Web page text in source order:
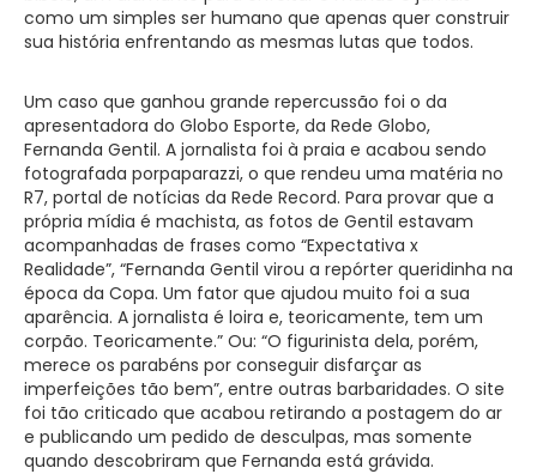
como um simples ser humano que apenas quer construir
sua história enfrentando as mesmas lutas que todos.
Um caso que ganhou grande repercussão foi o da
apresentadora do Globo Esporte, da Rede Globo,
Fernanda Gentil. A jornalista foi à praia e acabou sendo
fotografada porpaparazzi, o que rendeu uma matéria no
R7, portal de notícias da Rede Record. Para provar que a
própria mídia é machista, as fotos de Gentil estavam
acompanhadas de frases como “Expectativa x
Realidade”, “Fernanda Gentil virou a repórter queridinha na
época da Copa. Um fator que ajudou muito foi a sua
aparência. A jornalista é loira e, teoricamente, tem um
corpão. Teoricamente.” Ou: “O figurinista dela, porém,
merece os parabéns por conseguir disfarçar as
imperfeições tão bem”, entre outras barbaridades. O site
foi tão criticado que acabou retirando a postagem do ar
e publicando um pedido de desculpas, mas somente
quando descobriram que Fernanda está grávida.